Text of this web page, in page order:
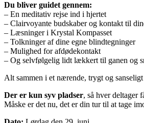
Du bliver guidet gennem:
– En meditativ rejse ind i hjertet
– Clairvoyante budskaber og kontakt til
– Læsninger i Krystal Kompasset
– Tolkninger af dine egne blindtegninger
– Mulighed for afdødekontakt
– Og selvfølgelig lidt lækkert til ganen og
Alt sammen i et nærende, trygt og
Der er kun syv pladser, så hver deltager
Måske er det nu, det er din tur til at tage